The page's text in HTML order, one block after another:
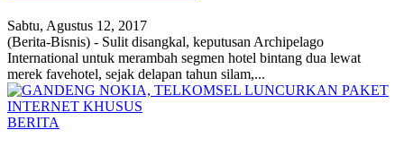
Sabtu, Agustus 12, 2017
(Berita-Bisnis) - Sulit disangkal, keputusan Archipelago
International untuk merambah segmen hotel bintang dua lewat
merek favehotel, sejak delapan tahun silam,...
BERITA